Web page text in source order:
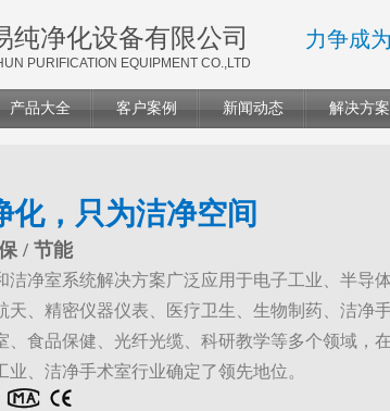
纯净化设备有限公司
PURIFICATION EQUIPMENT CO.,LTD
力争成
产品大全 客户案例 新闻动态 解决方案
化，只为洁净空间
/ 节能
洁净室系统解决方案广泛应用于电子工业、半导
天、精密仪器仪表、医疗卫生、生物制药、洁净手
、食品保健、光纤光缆、科研教学等多个领域，
业、洁净手术室行业确定了领先地位。